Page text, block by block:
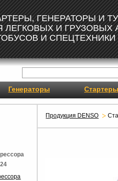
ГЕНЕРАТОРЫ И
ЛЕГКОВЫХ И ГРУЗОВЫХ
И СПЕЦТЕХНИКИ
Генераторы Стартеры
Продукция DENSO